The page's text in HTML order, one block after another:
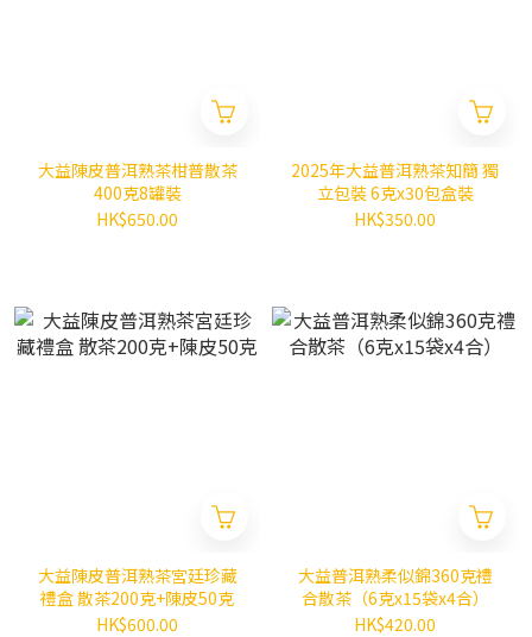
大益陳皮普洱熟茶柑普散茶
400克8罐裝
HK$650.00
2025年大益普洱熟茶知簡 獨
立包裝 6克x30包盒裝
HK$350.00
大益陳皮普洱熟茶宮廷珍藏
禮盒 散茶200克+陳皮50克
HK$600.00
大益普洱熟柔似錦360克禮
合散茶（6克x15袋x4合）
HK$420.00